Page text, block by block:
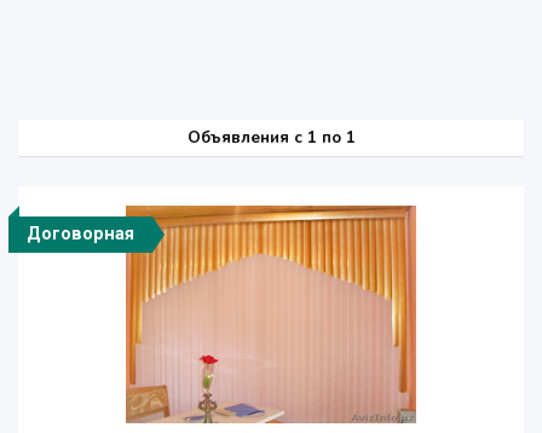
Объявления c 1 по 1
Договорная